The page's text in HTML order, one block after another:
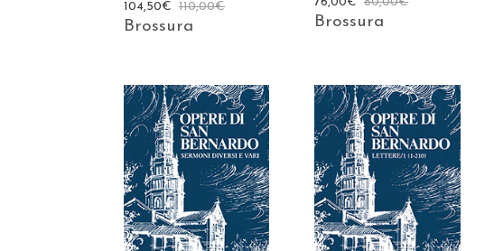
110,00€
104,50€
Brossura Brossura
AGGIUNGI AL
CARRELLO
AGGIUNGI AL
CARRELLO